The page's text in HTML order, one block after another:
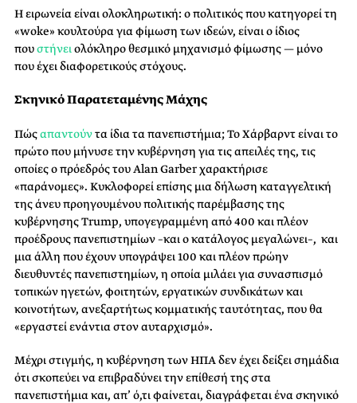
Η ειρωνεία είναι ολοκληρωτική: ο πολιτικός που κατηγορεί τη
«woke» κουλτούρα για φίμωση των ιδεών, είναι ο ίδιος
πουστήνειολόκληρο θεσμικό μηχανισμό φίμωσης — μόνο
που έχει διαφορετικούς στόχους.
Σκηνικό Παρατεταμένης Μάχης
Πώςαπαντούντα ίδια τα πανεπιστήμια; Το Χάρβαρντ είναι το
πρώτο που μήνυσε την κυβέρνηση για τις απειλές της, τις
οποίες ο πρόεδρός του Alan Garber χαρακτήρισε
«παράνομες». Κυκλοφορεί επίσης μια δήλωση καταγγελτική
της άνευ προηγουμένου πολιτικής παρέμβασης της
κυβέρνησης Trump, υπογεγραμμένη από 400 και πλέον
προέδρους πανεπιστημίων –και ο κατάλογος μεγαλώνει–, και
μια άλλη που έχουν υπογράψει 100 και πλέον πρώην
διευθυντές πανεπιστημίων, η οποία μιλάει για συνασπισμό
τοπικών ηγετών, φοιτητών, εργατικών συνδικάτων και
κοινοτήτων, ανεξαρτήτως κομματικής ταυτότητας, που θα
«εργαστεί ενάντια στον αυταρχισμό».
Μέχρι στιγμής, η κυβέρνηση των ΗΠΑ δεν έχει δείξει σημάδια
ότι σκοπεύει να επιβραδύνει την επίθεσή της στα
πανεπιστήμια και, απ’ ό,τι φαίνεται, διαγράφεται ένα σκηνικό